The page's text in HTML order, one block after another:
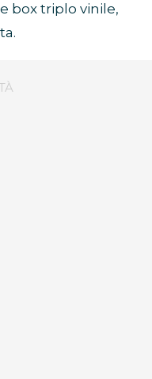
box triplo vinile,